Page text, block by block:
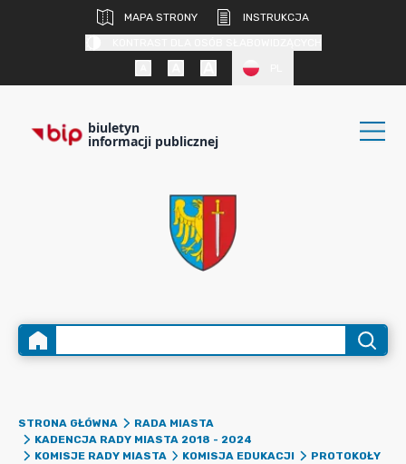
MAPA STRONY
INSTRUKCJA
biuletyn
informacji publicznej
STRONA GŁÓWNA
RADA MIASTA
KADENCJA RADY MIASTA 2018 - 2024
KOMISJE RADY MIASTA
KOMISJA EDUKACJI
PROTOKOŁY